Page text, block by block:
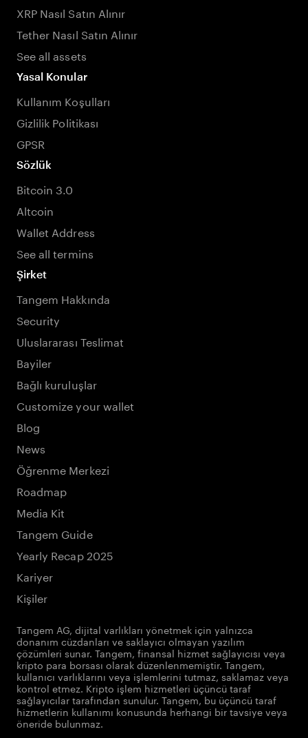
XRP Nasıl Satın Alınır
Tether Nasıl Satın Alınır
See all assets
Yasal Konular
Kullanım Koşulları
Gizlilik Politikası
GPSR
Sözlük
Bitcoin 3.0
Altcoin
Wallet Address
See all termins
Şirket
Tangem Hakkında
Security
Uluslararası Teslimat
Bayiler
Bağlı kuruluşlar
Customize your wallet
Blog
News
Öğrenme Merkezi
Roadmap
Media Kit
Tangem Guide
Yearly Recap 2025
Kariyer
Kişiler
Tangem AG, dijital varlıkları yönetmek için yalnızca
donanım cüzdanları ve saklayıcı olmayan yazılım
çözümleri sunar. Tangem, finansal hizmet sağlayıcısı veya
kripto para borsası olarak düzenlenmemiştir. Tangem,
kullanıcı varlıklarını veya işlemlerini tutmaz, saklamaz veya
kontrol etmez. Kripto işlem hizmetleri üçüncü taraf
sağlayıcılar tarafından sunulur. Tangem, bu üçüncü taraf
hizmetlerin kullanımı konusunda herhangi bir tavsiye veya
öneride bulunmaz.